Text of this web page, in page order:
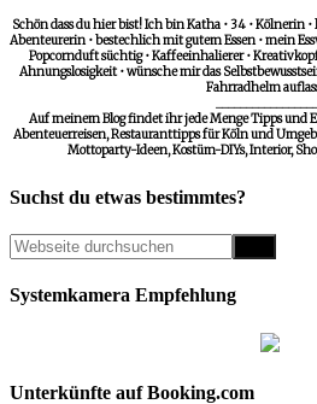
Schön dass du hier bist! Ich bin Katha • 34 •
Abenteurerin • bestechlich mit gutem Essen • mein
Popcornduft süchtig • Kaffeeinhalierer •
Ahnungslosigkeit • wünsche mir das
Fahrradhelm
Auf meinem Blog findet ihr jede Menge Tipps und
Abenteuerreisen, Restauranttipps für Köln und
Mottoparty-Ideen, Kostüm-DIYs, Interior,
Suchst du etwas bestimmtes?
Systemkamera Empfehlung
Unterkünfte auf Booking.com